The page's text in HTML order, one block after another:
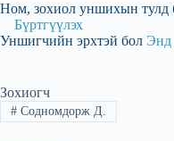
Ном, зохиол уншихын тулд
Бүртгүүлэх
Уншигчийн эрхтэй бол Энд
Зохиогч
#Содномдорж Д.